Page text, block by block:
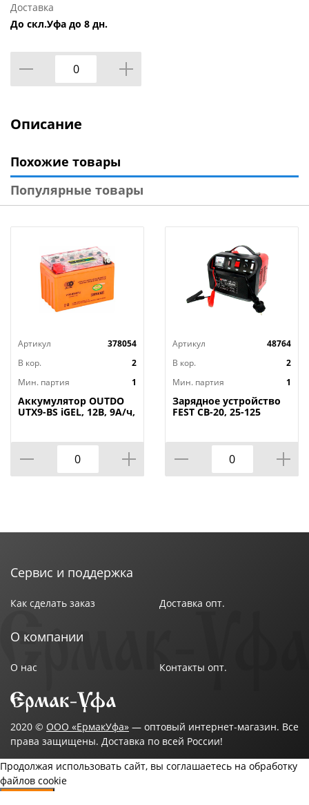
Доставка
До скл.Уфа до 8 дн.
Описание
Похожие товары
Популярные товары
Артикул
378054
В кор.
2
Мин. партия
1
Аккумулятор OUTDO
UTX9-BS iGEL, 12В, 9А/ч,
Артикул
48764
В кор.
2
Мин. партия
1
Зарядное устройство
FEST CB-20, 25-125
Сервис и поддержка
Как сделать заказ Доставка опт.
О компании
О нас Контакты опт.
2020 © ООО «ЕрмакУфа» — оптовый интернет-магазин. Все
права защищены. Доставка по всей России!
Продолжая использовать сайт, вы соглашаетесь на обработку
файлов cookie